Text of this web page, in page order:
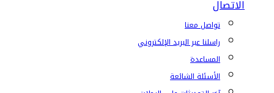
الاتصال
تواصل معنا
راسلنا عبر البريد الإلكتروني
المساعدة
الأسئلة الشائعة